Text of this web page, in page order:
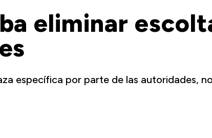
eliminar
específica por parte de las autoridades,